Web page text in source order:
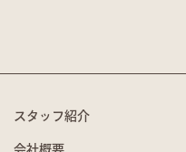
スタッフ紹介